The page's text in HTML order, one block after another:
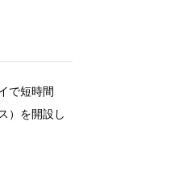
で短時間
）を開設し